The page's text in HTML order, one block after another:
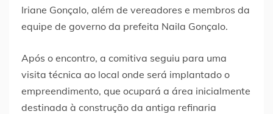
Iriane Gonçalo, além de vereadores e membros da
equipe de governo da prefeita Naila Gonçalo.
Após o encontro, a comitiva seguiu para uma
visita técnica ao local onde será implantado o
empreendimento, que ocupará a área inicialmente
destinada à construção da antiga refinaria